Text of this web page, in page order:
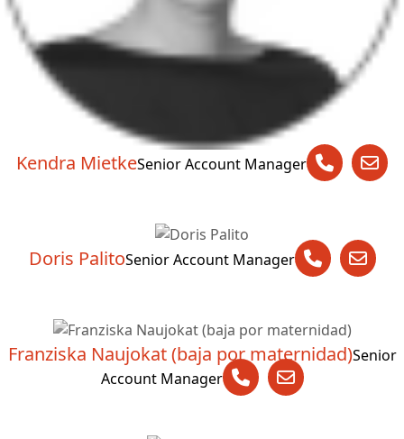
Kendra MietkeSenior Account Manager
Doris PalitoSenior Account Manager
Franziska Naujokat (baja por maternidad)Senior
Account Manager